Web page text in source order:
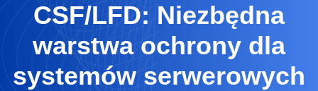
CSF/LFD: Niezbędna
warstwa ochrony dla
systemów serwerowych